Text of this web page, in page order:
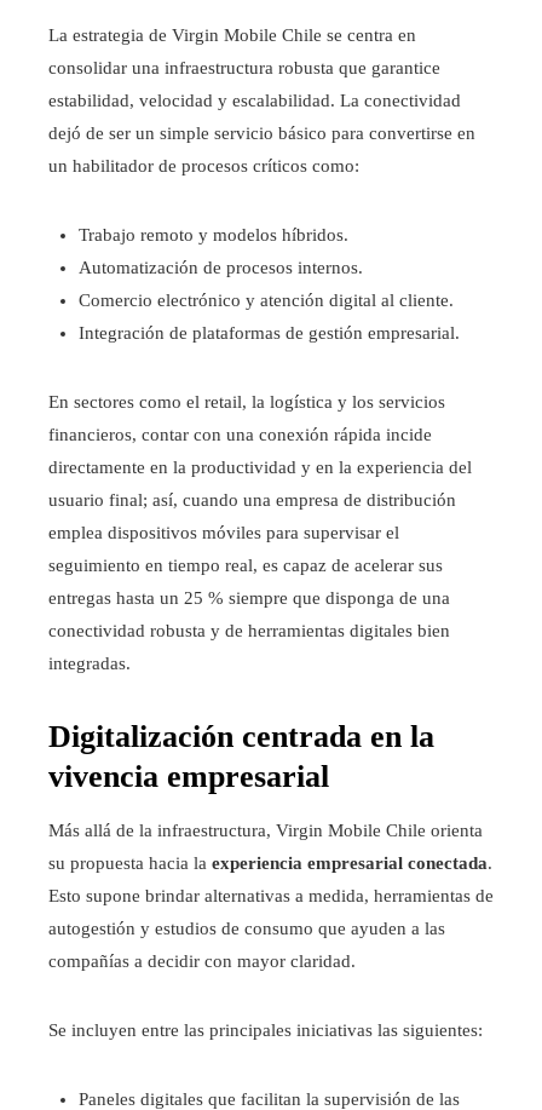
La estrategia de Virgin Mobile Chile se centra en
consolidar una infraestructura robusta que garantice
estabilidad, velocidad y escalabilidad. La conectividad
dejó de ser un simple servicio básico para convertirse en
un habilitador de procesos críticos como:
Trabajo remoto y modelos híbridos.
Automatización de procesos internos.
Comercio electrónico y atención digital al cliente.
Integración de plataformas de gestión empresarial.
En sectores como el retail, la logística y los servicios
financieros, contar con una conexión rápida incide
directamente en la productividad y en la experiencia del
usuario final; así, cuando una empresa de distribución
emplea dispositivos móviles para supervisar el
seguimiento en tiempo real, es capaz de acelerar sus
entregas hasta un 25 % siempre que disponga de una
conectividad robusta y de herramientas digitales bien
integradas.
Digitalización centrada en la
vivencia empresarial
Más allá de la infraestructura, Virgin Mobile Chile orienta
su propuesta hacia la experiencia empresarial conectada.
Esto supone brindar alternativas a medida, herramientas de
autogestión y estudios de consumo que ayuden a las
compañías a decidir con mayor claridad.
Se incluyen entre las principales iniciativas las siguientes:
Paneles digitales que facilitan la supervisión de las